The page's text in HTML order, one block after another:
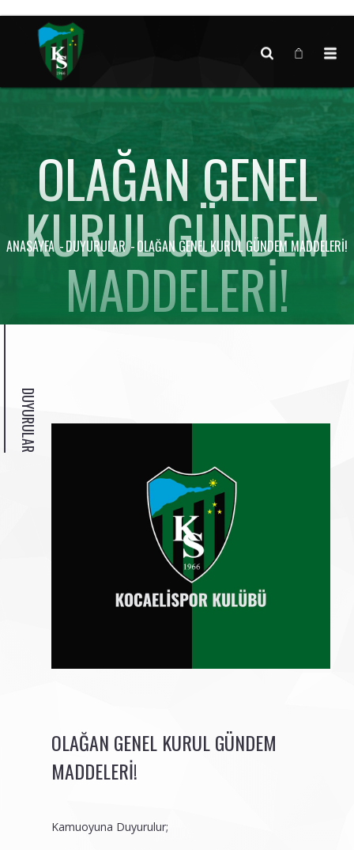
OLAĞAN GENEL
KURUL GÜNDEM
MADDELERI!
ANASAYFA DUYURULAR OLAĞAN GENEL KURUL GÜNDEM MADDELERI!
DUYURULAR
OLAĞAN GENEL KURUL GÜNDEM
MADDELERI!
Kamuoyuna Duyurulur;